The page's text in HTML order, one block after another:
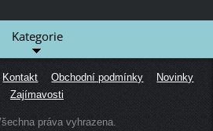
Kategorie
Kontakt Obchodní podmínky
Novinky
Zajímavosti
práva vyhrazena.